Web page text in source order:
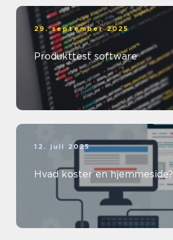
29. september 2025
Produkttest software
12. juli 2025
Hvad koster en hjemmeside?